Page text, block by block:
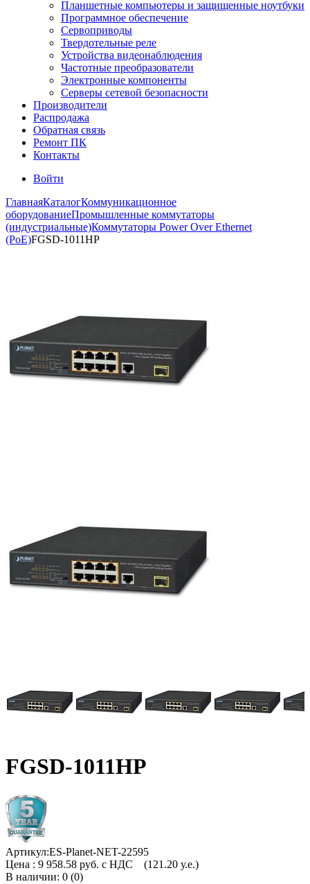
Планшетные компьютеры и защищенные ноутбуки
Программное обеспечение
Сервоприводы
Твердотельные реле
Устройства видеонаблюдения
Частотные преобразователи
Электронные компоненты
Серверы сетевой безопасности
Производители
Распродажа
Обратная связь
Ремонт ПК
Контакты
Войти
ГлавнаяКаталогКоммуникационное
оборудованиеПромышленные коммутаторы
(индустриальные)Коммутаторы Power Over Ethernet
(PoE)FGSD-1011HP
FGSD-1011HP
Артикул:ES-Planet-NET-22595
Цена : 9 958.58 руб. с НДС (121.20 у.е.)
В наличии: 0 (0)